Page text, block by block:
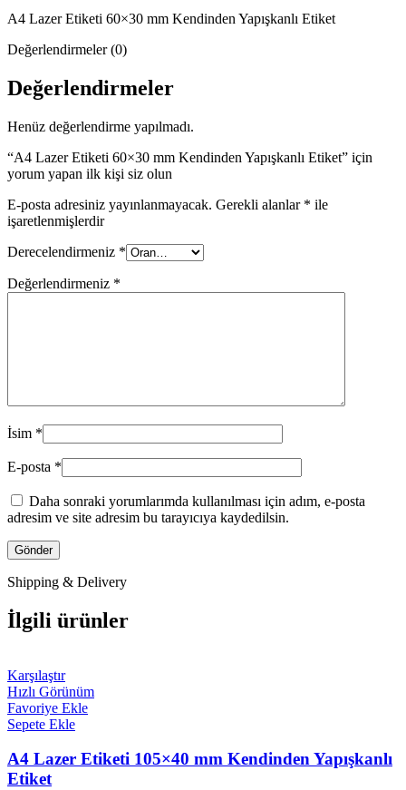
A4 Lazer Etiketi 60×30 mm Kendinden Yapışkanlı Etiket
Değerlendirmeler (0)
Değerlendirmeler
Henüz değerlendirme yapılmadı.
“A4 Lazer Etiketi 60×30 mm Kendinden Yapışkanlı Etiket” için
yorum yapan ilk kişi siz olun
E-posta adresiniz yayınlanmayacak. Gerekli alanlar * ile
işaretlenmişlerdir
Derecelendirmeniz *
Değerlendirmeniz *
İsim *
E-posta *
Daha sonraki yorumlarımda kullanılması için adım, e-posta
adresim ve site adresim bu tarayıcıya kaydedilsin.
Shipping & Delivery
İlgili ürünler
Karşılaştır
Hızlı Görünüm
Favoriye Ekle
Sepete Ekle
A4 Lazer Etiketi 105×40 mm Kendinden Yapışkanlı
Etiket